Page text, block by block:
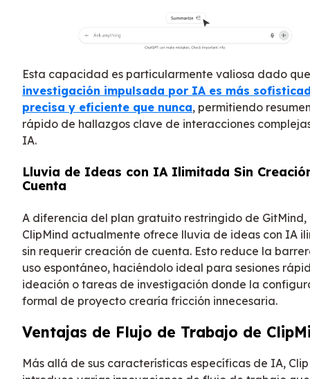
Esta capacidad es particularmente valiosa dado
investigación impulsada por IA es más
precisa y eficiente que nunca, permitiendo
rápido de hallazgos clave de interacciones
IA.
Lluvia de Ideas con IA Ilimitada Sin
Cuenta
A diferencia del plan gratuito restringido de GitMind,
ClipMind actualmente ofrece lluvia de ideas con IA
sin requerir creación de cuenta. Esto reduce la
uso espontáneo, haciéndolo ideal para sesiones
ideación o tareas de investigación donde la
formal de proyecto crearía fricción innecesaria.
Ventajas de Flujo de Trabajo de
Más allá de sus características específicas de IA,